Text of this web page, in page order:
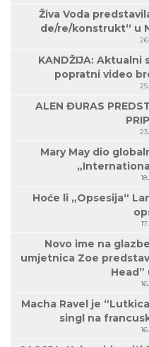
Živa Voda
de/re/konstrukt“ u
KANDŽIJA: Aktualni
popratni video
ALEN ĐURAS
Mary May dio
Hoće li „Opsesija“
Novo ime na
umjetnica Zoe
Head”
Macha Ravel je
singl na